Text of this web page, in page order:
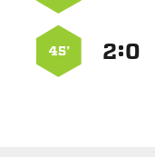
:
45’